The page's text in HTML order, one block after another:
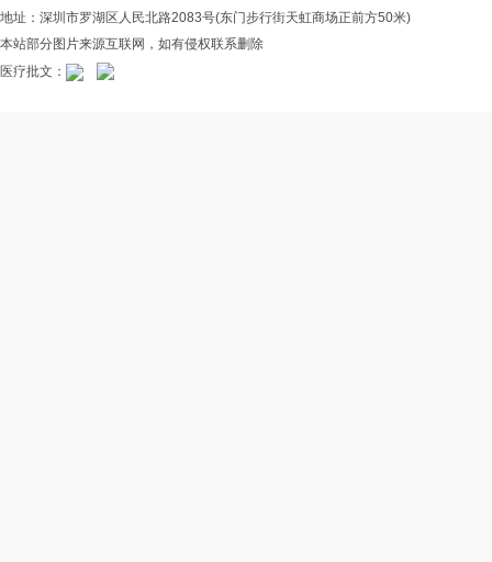
地址：深圳市罗湖区人民北路2083号(东门步行街天虹商场正前方50米)
本站部分图片来源互联网，如有侵权联系删除
医疗批文：